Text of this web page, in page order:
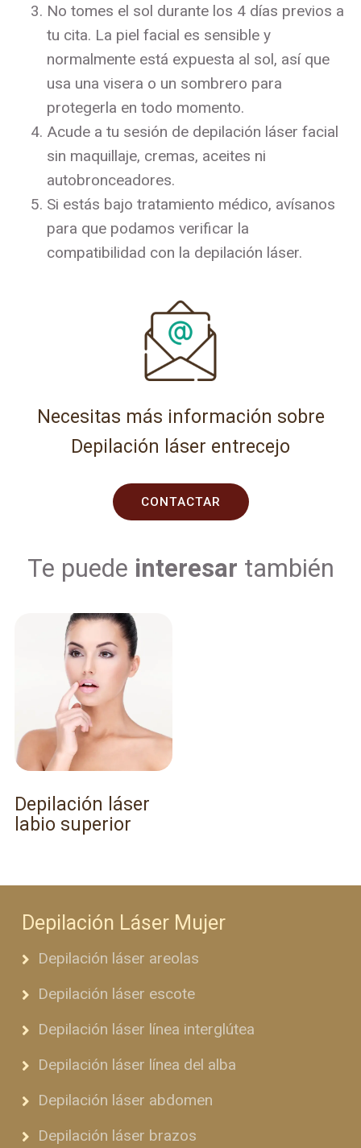
No tomes el sol durante los 4 días previos a
tu cita. La piel facial es sensible y
normalmente está expuesta al sol, así que
usa una visera o un sombrero para
protegerla en todo momento.
Acude a tu sesión de depilación láser facial
sin maquillaje, cremas, aceites ni
autobronceadores.
Si estás bajo tratamiento médico, avísanos
para que podamos verificar la
compatibilidad con la depilación láser.
Necesitas más información sobre
Depilación láser entrecejo
CONTACTAR
Te puede interesar también
Depilación láser
labio superior
Depilación Láser Mujer
Depilación láser areolas
Depilación láser escote
Depilación láser línea interglútea
Depilación láser línea del alba
Depilación láser abdomen
Depilación láser brazos